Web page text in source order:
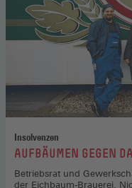
Insolvenzen
:AUFBÄUMEN GEGEN
Betriebsrat und
der Eichbaum-Brauerei.